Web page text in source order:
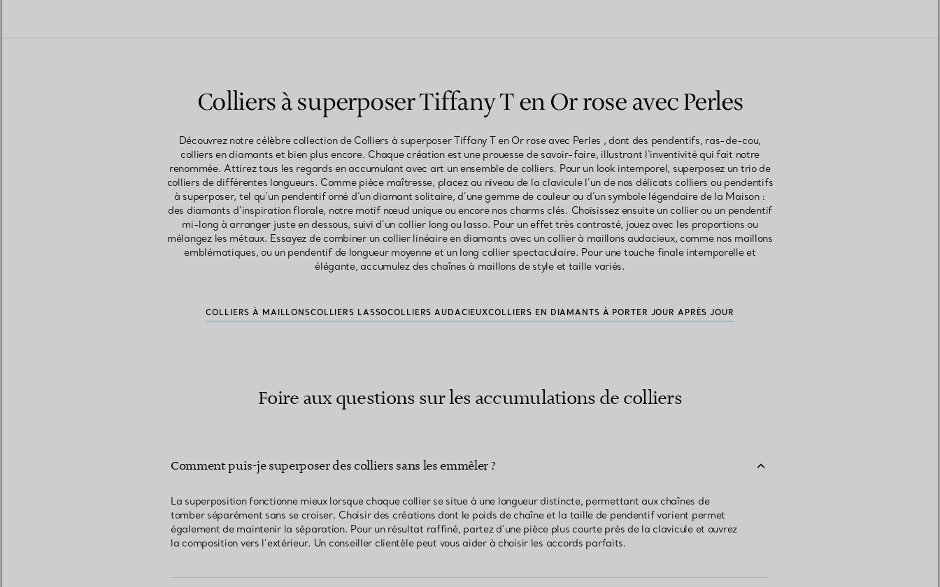
Colliers à superposer Tiffany T en Or rose avec Perles
Découvrez notre célèbre collection de Colliers à superposer Tiffany T en Or rose avec Perles , dont des pendentifs, ras-de-cou,
colliers en diamants et bien plus encore. Chaque création est une prouesse de savoir-faire, illustrant l’inventivité qui fait notre
renommée. Attirez tous les regards en accumulant avec art un ensemble de colliers. Pour un look intemporel, superposez un trio de
colliers de différentes longueurs. Comme pièce maîtresse, placez au niveau de la clavicule l’un de nos délicats colliers ou pendentifs
à superposer, tel qu’un pendentif orné d’un diamant solitaire, d’une gemme de couleur ou d’un symbole légendaire de la Maison :
des diamants d’inspiration florale, notre motif nœud unique ou encore nos charms clés. Choisissez ensuite un collier ou un pendentif
mi-long à arranger juste en dessous, suivi d’un collier long ou lasso. Pour un effet très contrasté, jouez avec les proportions ou
mélangez les métaux. Essayez de combiner un collier linéaire en diamants avec un collier à maillons audacieux, comme nos maillons
emblématiques, ou un pendentif de longueur moyenne et un long collier spectaculaire. Pour une touche finale intemporelle et
élégante, accumulez des chaînes à maillons de style et taille variés.
COLLIERS À MAILLONSCOLLIERS LASSOCOLLIERS AUDACIEUXCOLLIERS EN DIAMANTS À PORTER JOUR APRÈS JOUR
Foire aux questions sur les accumulations de colliers
Comment puis-je superposer des colliers sans les emmêler ?
La superposition fonctionne mieux lorsque chaque collier se situe à une longueur distincte, permettant aux chaînes de
tomber séparément sans se croiser. Choisir des créations dont le poids de chaîne et la taille de pendentif varient permet
également de maintenir la séparation. Pour un résultat raffiné, partez d’une pièce plus courte près de la clavicule et ouvrez
la composition vers l’extérieur. Un conseiller clientèle peut vous aider à choisir les accords parfaits.